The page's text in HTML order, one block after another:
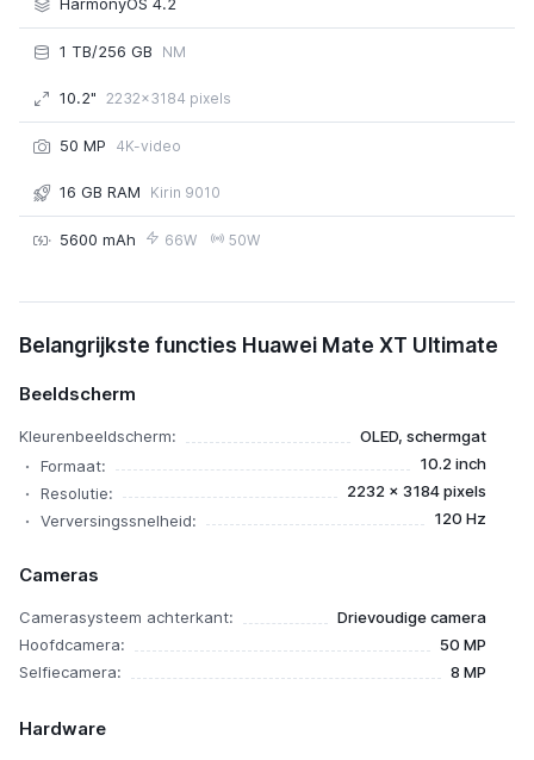
1 TB/256 GB NM
10.2" 2232x3184 pixels
50 MP 4K-video
16 GB RAM Kirin 9010
5600 mAh 66W 50W
Huawei Mate XT Ultimate
Belangrijkste functies Huawei Mate XT Ultimate
Beeldscherm
Kleurenbeeldscherm:
OLED, schermgat
Formaat:
10.2 inch
Resolutie:
2232 x 3184 pixels
Verversingssnelheid:
120 Hz
Cameras
Camerasysteem achterkant:
Drievoudige camera
Hoofdcamera:
50 MP
Selfiecamera:
8 MP
Hardware